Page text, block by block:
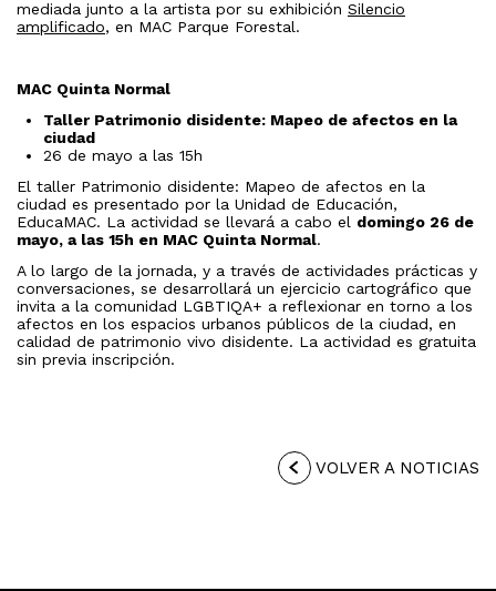
mediada junto a la artista por su exhibición Silencio
amplificado, en MAC Parque Forestal.
MAC Quinta Normal
Taller Patrimonio disidente: Mapeo de afectos en la
ciudad
26 de mayo a las 15h
El taller Patrimonio disidente: Mapeo de afectos en la
ciudad es presentado por la Unidad de Educación,
EducaMAC. La actividad se llevará a cabo el domingo 26 de
mayo, a las 15h en MAC Quinta Normal.
A lo largo de la jornada, y a través de actividades prácticas y
conversaciones, se desarrollará un ejercicio cartográfico que
invita a la comunidad LGBTIQA+ a reflexionar en torno a los
afectos en los espacios urbanos públicos de la ciudad, en
calidad de patrimonio vivo disidente. La actividad es gratuita
sin previa inscripción.
VOLVER A NOTICIAS